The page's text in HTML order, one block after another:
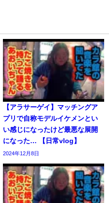
【アラサーゲイ】マッチングア
プリで自称モデルイケメンとい
い感じになったけど最悪な展開
になった… 【日常vlog】
2024年12月8日